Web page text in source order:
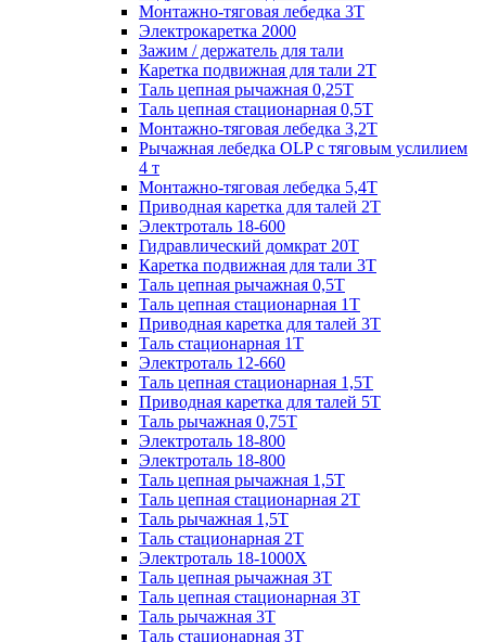
Монтажно-тяговая лебедка 3Т
Электрокаретка 2000
Зажим / держатель для тали
Каретка подвижная для тали 2Т
Таль цепная рычажная 0,25Т
Таль цепная стационарная 0,5Т
Монтажно-тяговая лебедка 3,2Т
Рычажная лебедка OLP с тяговым услилием
4 т
Монтажно-тяговая лебедка 5,4Т
Приводная каретка для талей 2Т
Электроталь 18-600
Гидравлический домкрат 20T
Каретка подвижная для тали 3Т
Таль цепная рычажная 0,5Т
Таль цепная стационарная 1Т
Приводная каретка для талей 3Т
Таль стационарная 1Т
Электроталь 12-660
Таль цепная стационарная 1,5Т
Приводная каретка для талей 5Т
Таль рычажная 0,75Т
Электроталь 18-800
Электроталь 18-800
Таль цепная рычажная 1,5Т
Таль цепная стационарная 2Т
Таль рычажная 1,5Т
Таль стационарная 2Т
Электроталь 18-1000X
Таль цепная рычажная 3Т
Таль цепная стационарная 3Т
Таль рычажная 3Т
Таль стационарная 3Т